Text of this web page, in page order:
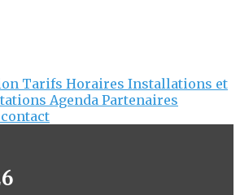
Tarifs Horaires Installations et
Agenda Partenaires